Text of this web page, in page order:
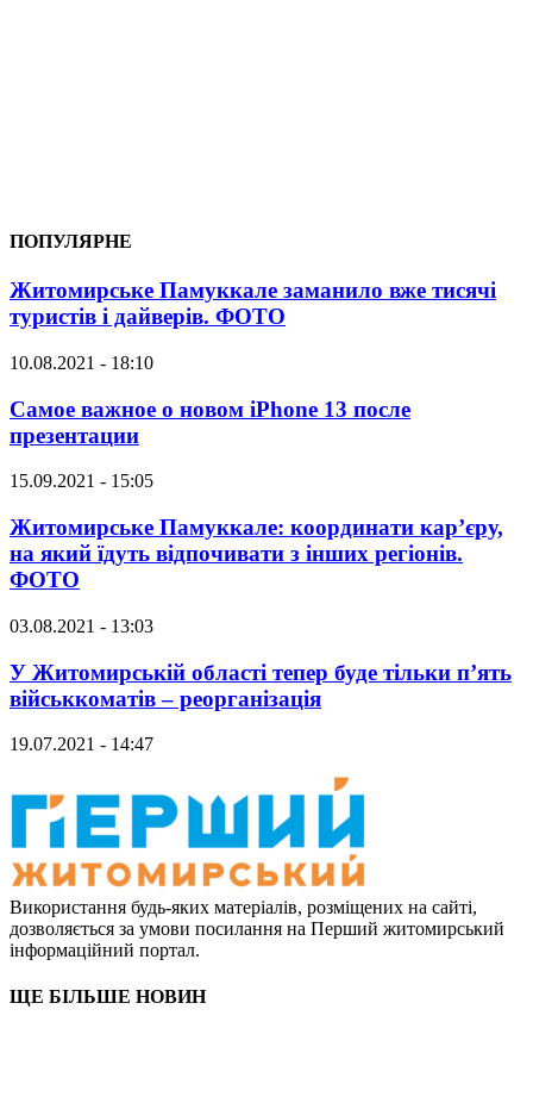
ПОПУЛЯРНЕ
Житомирське Памуккале заманило вже тисячі
туристів і дайверів. ФОТО
10.08.2021 - 18:10
Самое важное о новом iPhone 13 после
презентации
15.09.2021 - 15:05
Житомирське Памуккале: координати кар’єру,
на який їдуть відпочивати з інших регіонів.
ФОТО
03.08.2021 - 13:03
У Житомирській області тепер буде тільки п’ять
військкоматів – реорганізація
19.07.2021 - 14:47
Використання будь-яких матеріалів, розміщених на сайті,
дозволяється за умови посилання на Перший житомирський
інформаційний портал.
ЩЕ БІЛЬШЕ НОВИН